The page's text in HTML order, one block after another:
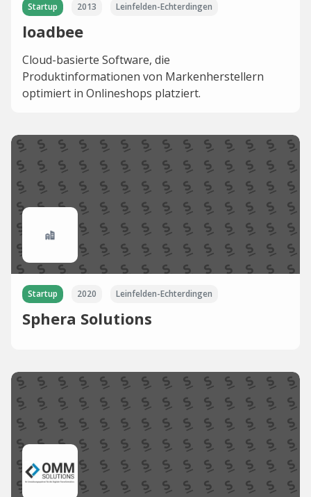
Startup 2013 Leinfelden-Echterdingen
loadbee
Cloud-basierte Software, die
Produktinformationen von Markenherstellern
optimiert in Onlineshops platziert.
Startup 2020 Leinfelden-Echterdingen
Sphera Solutions